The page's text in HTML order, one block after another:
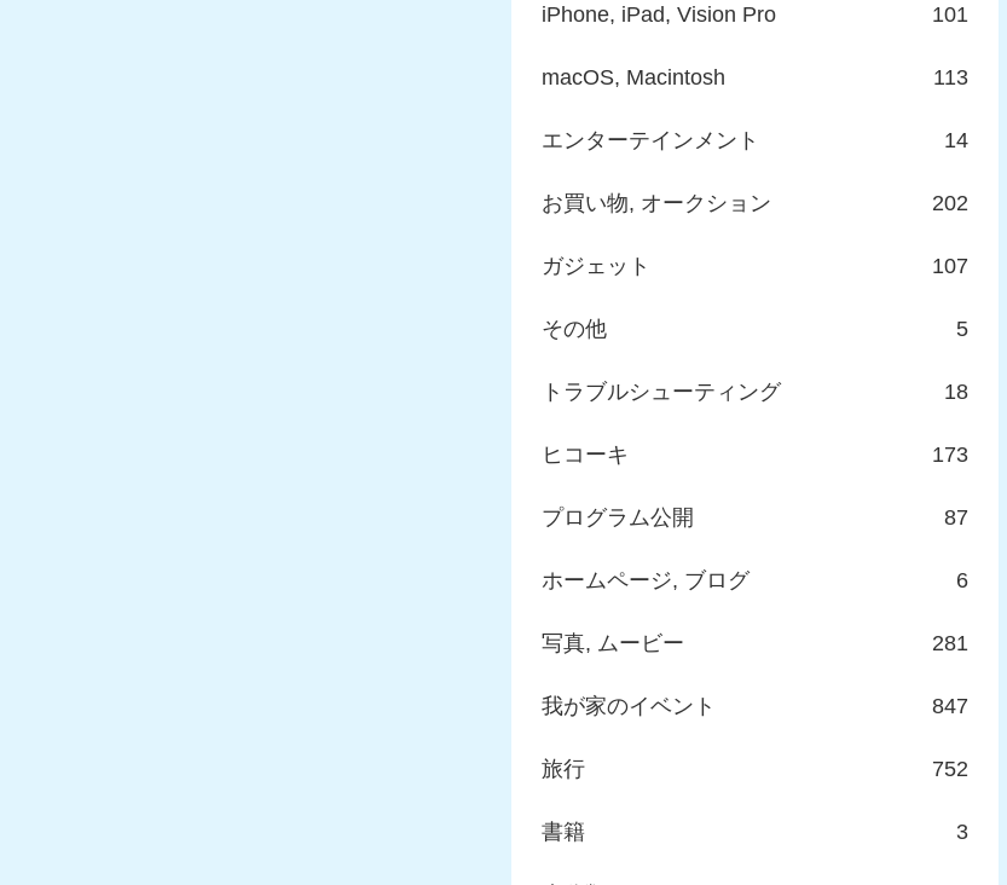
iPhone, iPad, Vision Pro 101
macOS, Macintosh 113
エンターテインメント 14
お買い物, オークション 202
ガジェット 107
その他 5
トラブルシューティング 18
ヒコーキ 173
プログラム公開 87
ホームページ, ブログ 6
写真, ムービー 281
我が家のイベント 847
旅行 752
書籍 3